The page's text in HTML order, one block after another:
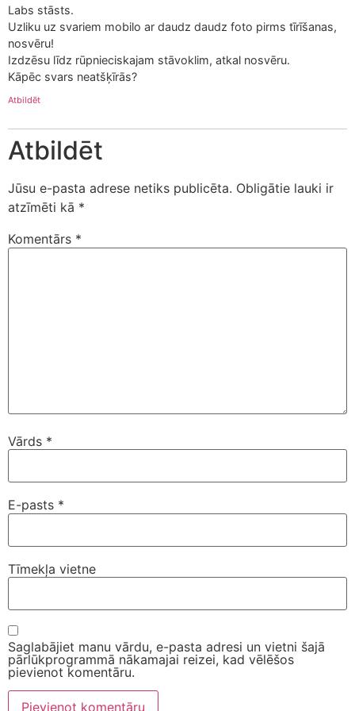
Labs stāsts.
Uzliku uz svariem mobilo ar daudz daudz foto pirms tīrīšanas,
nosvēru!
Izdzēsu līdz rūpnieciskajam stāvoklim, atkal nosvēru.
Kāpēc svars neatšķīrās?
Atbildēt
Atbildēt
Jūsu e-pasta adrese netiks publicēta. Obligātie lauki ir
atzīmēti kā *
Komentārs *
Vārds *
E-pasts *
Tīmekļa vietne
Saglabājiet manu vārdu, e-pasta adresi un vietni šajā
pārlūkprogrammā nākamajai reizei, kad vēlēšos
pievienot komentāru.